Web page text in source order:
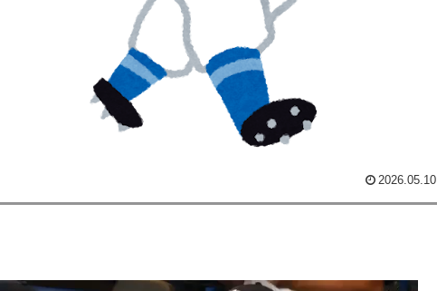
】海外「バムの83点でようやく信じた」
だ、レシートを二度見した」値上げで買うのをやめたもの…
有率が低すぎる、何故なのか」
・パレス加入へ「アーセナルサポの好きなクラブで良かった」
2026.05.10